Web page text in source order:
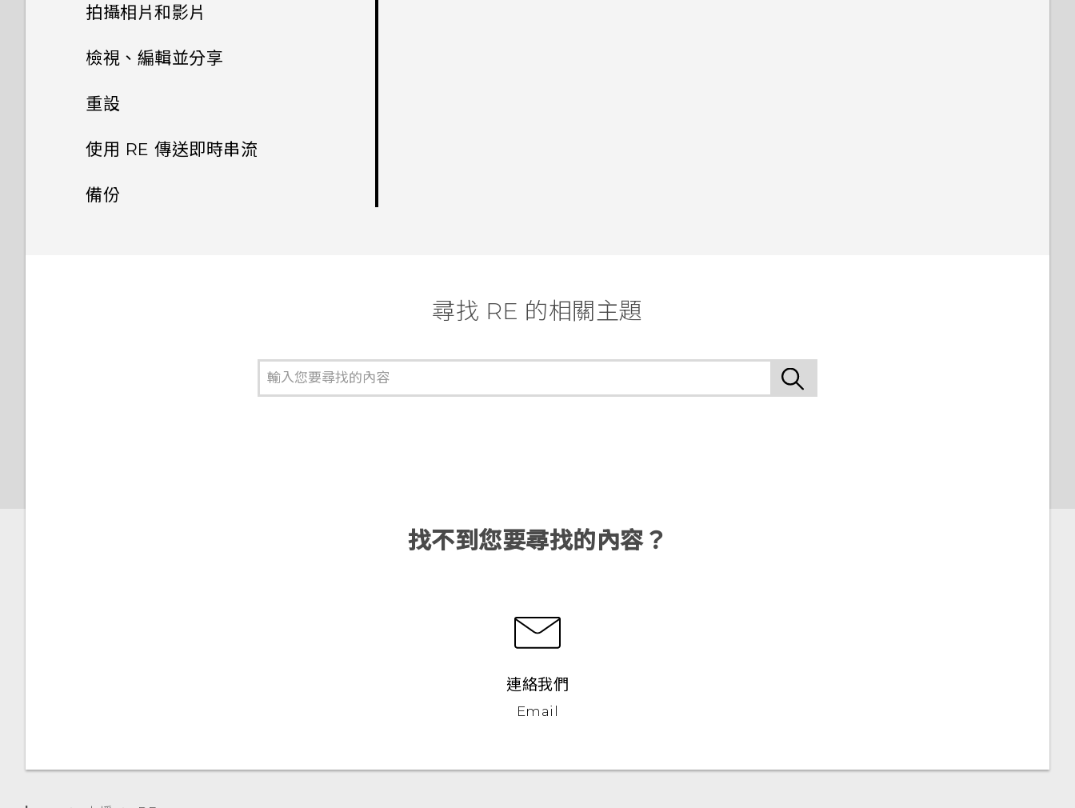
SD 卡
電池
防水保護
RE 應用程式
手腕繫繩
第一次設定 RE
初次配對 RE 和手機
連接 RE 和手機
探索基本和進階設定
檢查韌體更新
拍攝相片和影片
認識即時觀景窗
開啟或關閉超廣角
拍攝相片
拍攝影片
檢視、編輯並分享
檢視相片及影片
依類型排序媒體
從 RE 下載相片和影片
重設
格式化記憶卡
將 RE 恢復為原廠預設值
使用 RE 傳送即時串流
關於即時串流
透過電子郵件或社交網路分享
備份
尋找 RE 的相關主題
找不到您要尋找的內容？
連絡我們
Email